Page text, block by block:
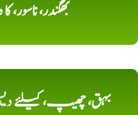
بھگندر،
بہق، چھیپ،